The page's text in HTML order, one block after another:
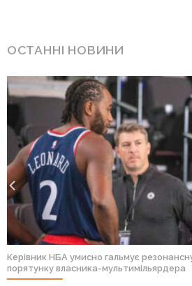
ОСТАННІ НОВИНИ
Керівник НБА умисно гальмує
порятунку власника-мультимільярдера